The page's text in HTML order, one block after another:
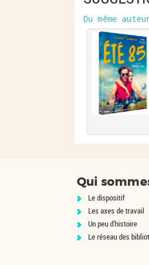
Du même
Qui
Le dispositif
Les axes de travail
Un peu d'histoire
Le réseau des